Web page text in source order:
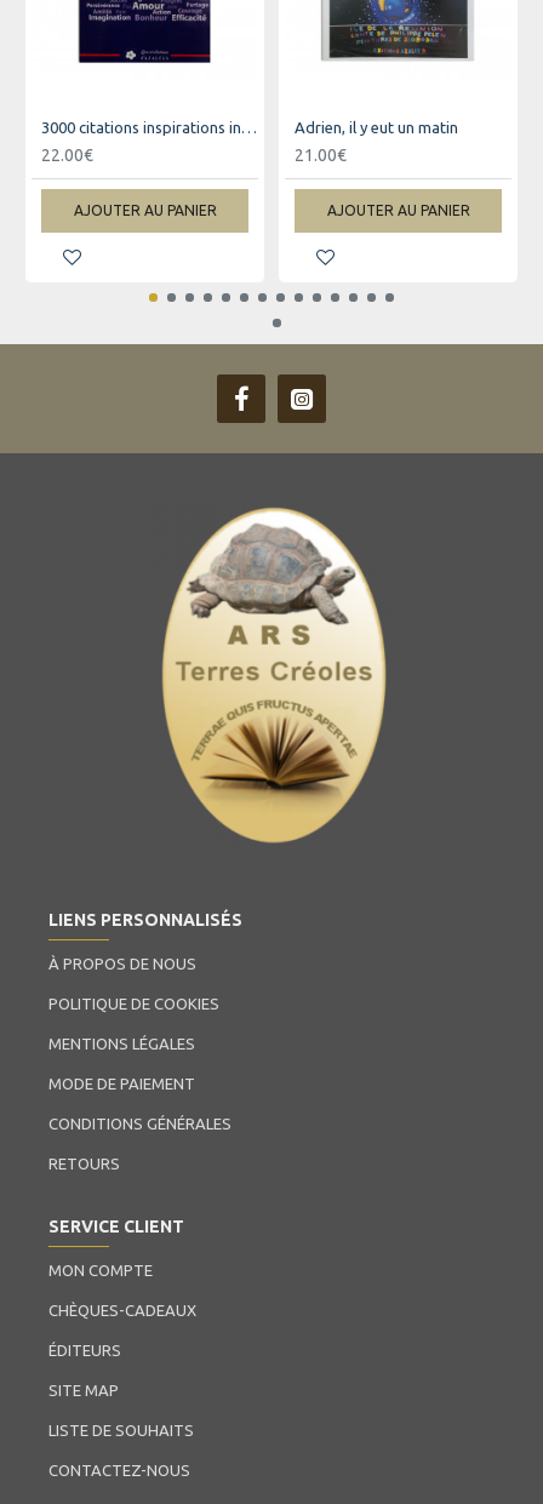
3000 citations inspirations inspirantes pour changer votre vie
22.00€
AJOUTER AU PANIER
Adrien, il y eut un matin
21.00€
AJOUTER AU PANIER
LIENS PERSONNALISÉS
À PROPOS DE NOUS
POLITIQUE DE COOKIES
MENTIONS LÉGALES
MODE DE PAIEMENT
CONDITIONS GÉNÉRALES
RETOURS
SERVICE CLIENT
MON COMPTE
CHÈQUES-CADEAUX
ÉDITEURS
SITE MAP
LISTE DE SOUHAITS
CONTACTEZ-NOUS